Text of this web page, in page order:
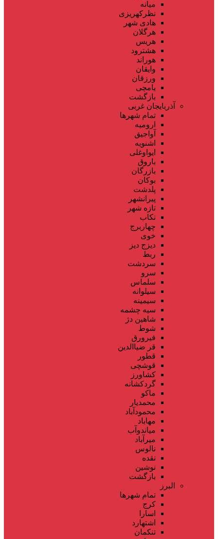
میانه
نظرکهریزی
هادی شهر
هرگلان
هریس
هشترود
هوراند
وایقان
ورزقان
یامچی
بازگشت
آذربایجان غربی
تمام شهر‌ها
ارومیه
آواجیق
اشنویه
ایواوغلی
باروق
بازرگان
بوکان
پلدشت
پیرانشهر
تازه شهر
تکاب
چهاربرج
خوی
دیزج دیز
ربط
سردشت
سرو
سلماس
سیلوانه
سیمینه
سیه چشمه
شاهین دژ
شوط
فیرورق
قر ضیاالدین
قطور
قوشچی
کشاورز
گردکشانه
ماکو
محمدیار
محمودآباد
مهاباد
میاندوآب
میرآباد
نالوس
نقده
نوشین
بازگشت
البرز
تمام شهر‌ها
کرج
اسارا
اشتهارد
تنکمان